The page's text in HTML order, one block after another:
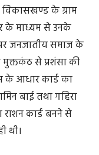
विकासखण्ड के ग्राम
के माध्यम से उनके
जनजातीय समाज के
से प्रशंसा की
के आधार कार्ड का
बाई तथा गहिरा
राशन कार्ड बनने से
थी।